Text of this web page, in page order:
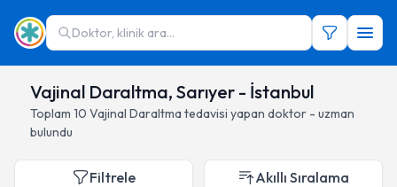
Doktor, klinik ara...
Vajinal Daraltma, Sarıyer - İstanbul
Toplam 10 Vajinal Daraltma tedavisi yapan doktor - uzman
bulundu
Filtrele Akıllı Sıralama